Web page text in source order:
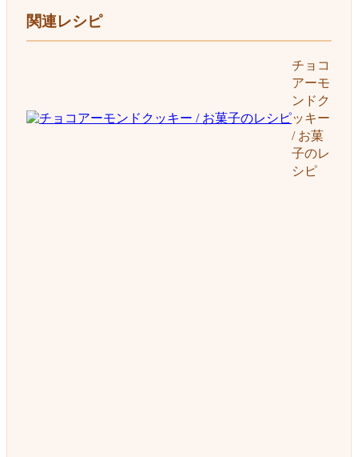
関連レシピ
チョコ
アーモ
ンドク
ッキー
/ お菓
子のレ
シピ